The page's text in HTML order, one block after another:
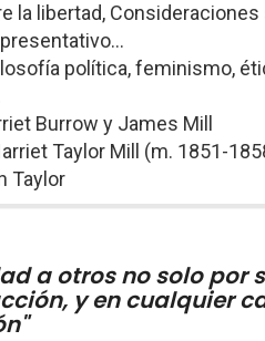
la libertad, Consideraciones
política, feminismo,
Burrow y James Mill
Taylor Mill (m. 1851-
Taylor
a otros no solo por
y en cualquier